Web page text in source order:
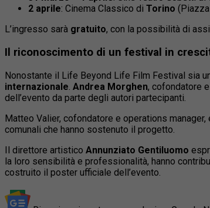
2 aprile: Cinema Classico di Torino
L’ingresso sarà gratuito, con la possibilità di
Il riconoscimento di un festival in
Nonostante il Life Beyond Life Film Festival sia
internazionale. Andrea Morghen, cofondatore
dell’evento da parte degli autori partecipanti.
Matteo Valier, cofondatore e operations
comunali che hanno sostenuto il progetto.
Il direttore artistico Annunziato Gentiluomo
la loro sensibilità e professionalità, hanno
costruito il poster ufficiale dell’evento.